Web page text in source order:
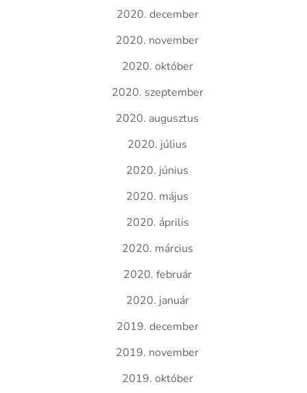
2020. december
2020. november
2020. október
2020. szeptember
2020. augusztus
2020. július
2020. június
2020. május
2020. április
2020. március
2020. február
2020. január
2019. december
2019. november
2019. október